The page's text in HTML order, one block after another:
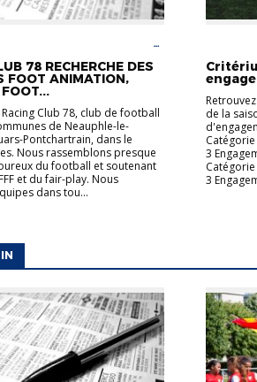
78 RECHERCHE DES
FOOT ANIMATION,
Club 78, club de football
de Neauphle-le-
Pontchartrain, dans le
Nous rassemblons presque
du football et soutenant
et du fair-play. Nous
dans tou...
de la
3
3